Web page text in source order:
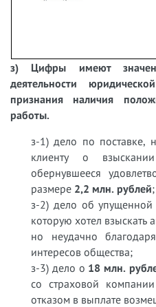
з) Цифры имеют
деятельности
признания наличия
работы.
з-1) дело по поставке,
клиенту о
обернувшееся
размере 2,2 млн. рублей;
з-2) дело об
которую хотел взыскать
но неудачно
интересов общества;
з-3) дело о 18 млн.
со страховой
отказом в выплате